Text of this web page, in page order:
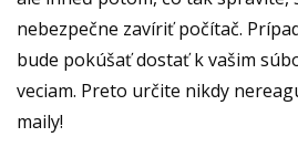
nebezpečne zavíriť počítač.
bude pokúšať dostať k vašim
veciam. Preto určite nikdy
maily!